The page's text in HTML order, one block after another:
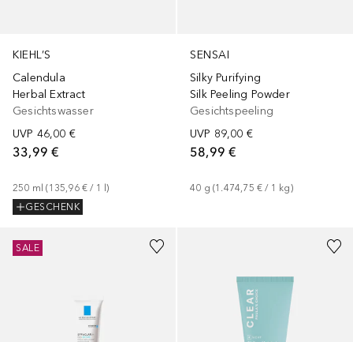
KIEHL’S
Calendula
Herbal Extract
Gesichtswasser
UVP 46,00 €
33,99 €
250 ml (135,96 € / 1 l)
GESCHENK
SENSAI
Silky Purifying
Silk Peeling Powder
Gesichtspeeling
UVP 89,00 €
58,99 €
40 g (1.474,75 € / 1 kg)
SALE